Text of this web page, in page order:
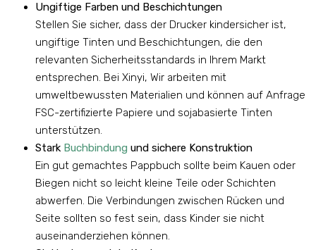
Ungiftige Farben und Beschichtungen
Stellen Sie sicher, dass der Drucker kindersicher ist,
ungiftige Tinten und Beschichtungen, die den
relevanten Sicherheitsstandards in Ihrem Markt
entsprechen. Bei Xinyi, Wir arbeiten mit
umweltbewussten Materialien und können auf Anfrage
FSC-zertifizierte Papiere und sojabasierte Tinten
unterstützen.
Stark Buchbindung und sichere Konstruktion
Ein gut gemachtes Pappbuch sollte beim Kauen oder
Biegen nicht so leicht kleine Teile oder Schichten
abwerfen. Die Verbindungen zwischen Rücken und
Seite sollten so fest sein, dass Kinder sie nicht
auseinanderziehen können.